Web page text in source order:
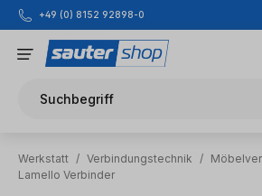
Zum Hauptinhalt springen
+49 (0) 8152 92898-0
Suchbegriff
Werkstatt / Verbindungstechnik /
Lamello Verbinder